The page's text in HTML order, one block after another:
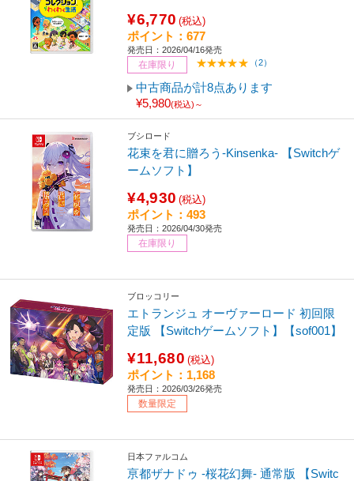
¥6,770 (税込)
ポイント：677
発売日：2026/04/16発売
在庫限り （2）
中古商品が計8点あります
¥5,980(税込)～
ブシロード
花束を君に贈ろう-Kinsenka- 【Switchゲ
ームソフト】
¥4,930 (税込)
ポイント：493
発売日：2026/04/30発売
在庫限り
ブロッコリー
エトランジュ オーヴァーロード 初回限
定版 【Switchゲームソフト】【sof001】
¥11,680 (税込)
ポイント：1,168
発売日：2026/03/26発売
数量限定
日本ファルコム
亰都ザナドゥ -桜花幻舞- 通常版 【Switc